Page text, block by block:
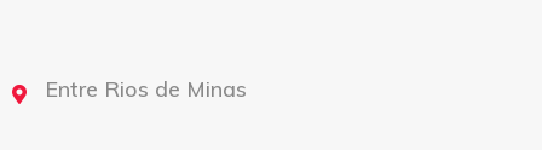
Entre Rios de Minas